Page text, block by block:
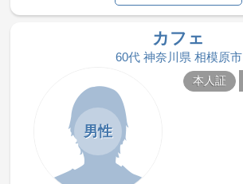
カフェ
60代 神奈川県 相模原市
男性
本人証